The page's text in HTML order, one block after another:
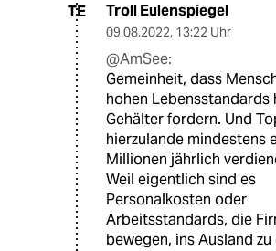
TE Troll Eulenspiegel
09.08.2022, 13:22 Uhr
@AmSee:
Gemeinheit, dass
hohen Lebensstandards
Gehälter fordern. Und
hierzulande mindestens
Millionen jährlich
Weil eigentlich sind es
Personalkosten oder
Arbeitsstandards, die
bewegen, ins Ausland zu